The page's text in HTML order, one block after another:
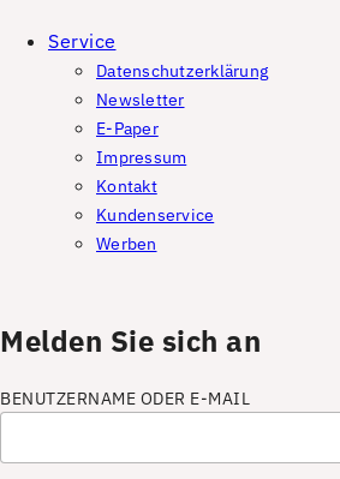
Service
Datenschutzerklärung
Newsletter
E-Paper
Impressum
Kontakt
Kundenservice
Werben
Melden Sie sich an
BENUTZERNAME ODER E-MAIL